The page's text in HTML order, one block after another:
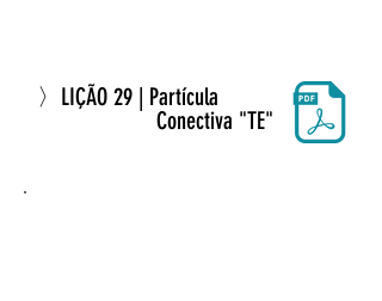
〉LIÇÃO 29 | Partícula
Conectiva "TE"